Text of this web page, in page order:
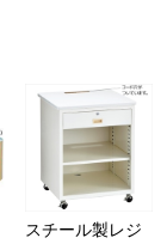
スチール製レジ